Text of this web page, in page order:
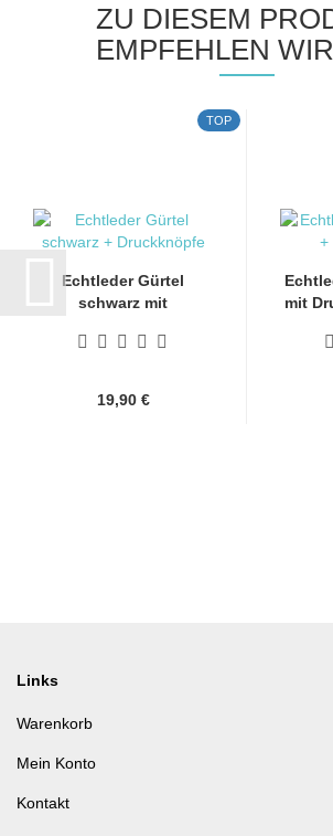
ZU DIESEM
EMPFEHLEN
TOP
Echtleder Gürtel
schwarz mit
19,90 €
mit
Links
Warenkorb
Mein Konto
Kontakt